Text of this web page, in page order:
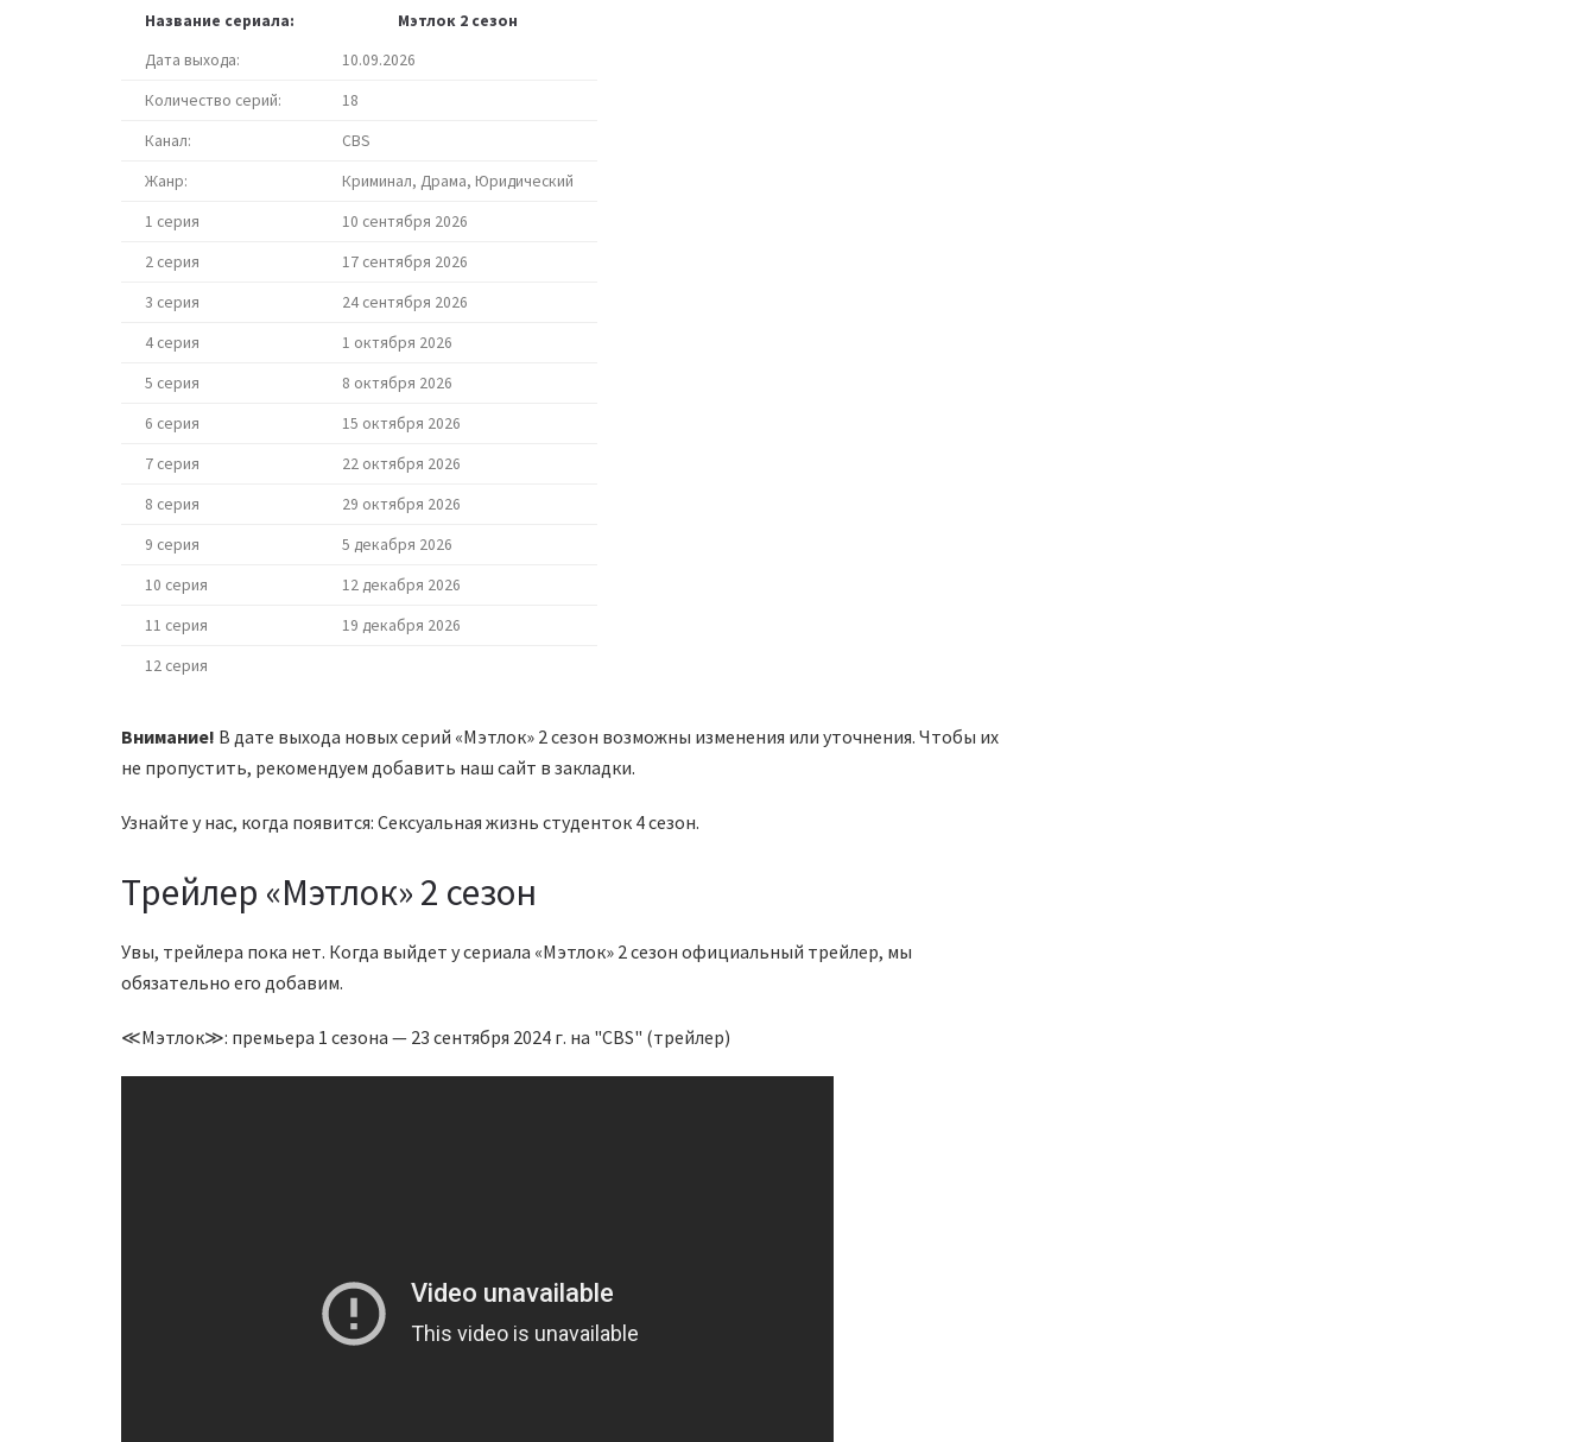
Название сериала:
Мэтлок 2 сезон
Дата выхода:
10.09.2026
Количество серий:
18
Канал:
CBS
Жанр:
Криминал, Драма, Юридический
1 серия
10 сентября 2026
2 серия
17 сентября 2026
3 серия
24 сентября 2026
4 серия
1 октября 2026
5 серия
8 октября 2026
6 серия
15 октября 2026
7 серия
22 октября 2026
8 серия
29 октября 2026
9 серия
5 декабря 2026
10 серия
12 декабря 2026
11 серия
19 декабря 2026
12 серия
Внимание! В дате выхода новых серий «Мэтлок» 2 сезон возможны изменения или уточнения. Чтобы их
не пропустить, рекомендуем добавить наш сайт в закладки.
Узнайте у нас, когда появится: Сексуальная жизнь студенток 4 сезон.
Трейлер «Мэтлок» 2 сезон
Увы, трейлера пока нет. Когда выйдет у сериала «Мэтлок» 2 сезон официальный трейлер, мы
обязательно его добавим.
≪Мэтлок≫: премьера 1 сезона — 23 сентября 2024 г. на "CBS" (трейлер)